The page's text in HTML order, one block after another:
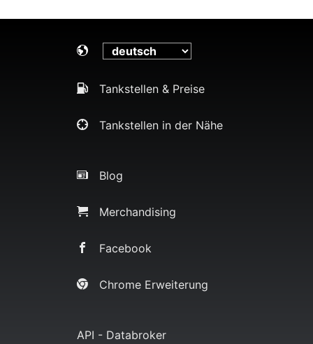
Tankstellen & Preise
Tankstellen in der Nähe
Blog
Merchandising
Facebook
Chrome Erweiterung
API - Databroker